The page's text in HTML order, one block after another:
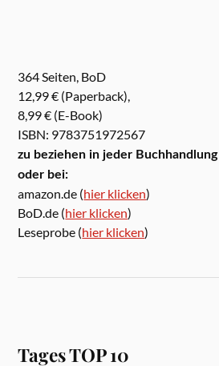
364 Seiten, BoD
12,99 € (Paperback),
8,99 € (E-Book)
ISBN: 9783751972567
zu beziehen in jeder Buchhandlung
oder bei:
amazon.de (hier klicken)
BoD.de (hier klicken)
Leseprobe (hier klicken)
Tages TOP 10